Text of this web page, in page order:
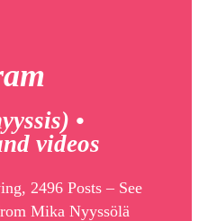
•
videos
2496 Posts – See
Mika Nyyssölä